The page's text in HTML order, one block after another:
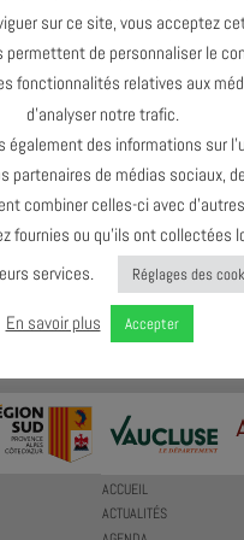
are currently closed.
MOYEN D'ÉCOUTER DU JAZZ C'EST D'EN
4 RUE DES ESC. DE SAINTE-ANNE
84000 AVIGNON
T. 07 59 54 22 92
ACCUEIL
ACTUALITÉS
sur ce site, vous acceptez
permettent de personnaliser le
fonctionnalités relatives aux
d’analyser notre trafic.
également des informations sur
partenaires de médias sociaux,
combiner celles-ci avec
fournies ou qu’ils ont collectées
services.
Réglages des
En savoir plus Accepter